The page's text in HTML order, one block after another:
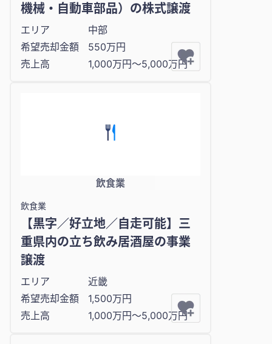
機械・自動車部品）の株式譲渡
エリア
中部
希望売却金額
550万円
売上高
1,000万円〜5,000万円
飲食業
飲食業
【黒字／好立地／自走可能】三
重県内の立ち飲み居酒屋の事業
譲渡
エリア
近畿
希望売却金額
1,500万円
売上高
1,000万円〜5,000万円